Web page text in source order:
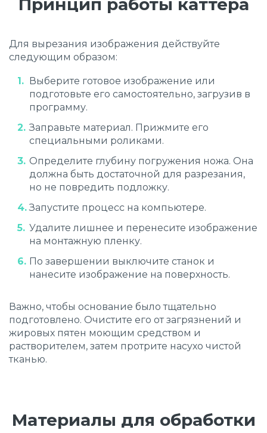
Для вырезания изображения действуйте
следующим образом:
Выберите готовое изображение или
подготовьте его самостоятельно, загрузив в
программу.
Заправьте материал. Прижмите его
специальными роликами.
Определите глубину погружения ножа. Она
должна быть достаточной для разрезания,
но не повредить подложку.
Запустите процесс на компьютере.
Удалите лишнее и перенесите изображение
на монтажную пленку.
По завершении выключите станок и
нанесите изображение на поверхность.
Важно, чтобы основание было тщательно
подготовлено. Очистите его от загрязнений и
жировых пятен моющим средством и
растворителем, затем протрите насухо чистой
тканью.
Материалы для обработки